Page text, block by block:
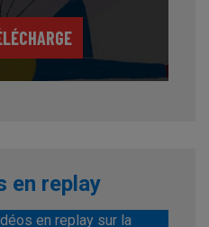
en replay
en replay sur la